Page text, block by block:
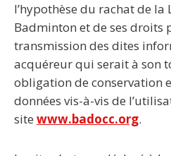
l’hypothèse du rachat de la
Badminton et de ses droits
transmission des dites
acquéreur qui serait à son
obligation de conservation
données vis-à-vis de
site www.badocc.org.